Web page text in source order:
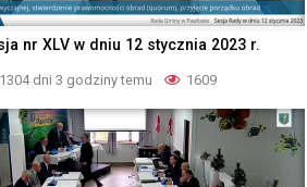
nr XLV w dniu 12 stycznia 2023 r.
1304 dni 3 godziny temu 1609